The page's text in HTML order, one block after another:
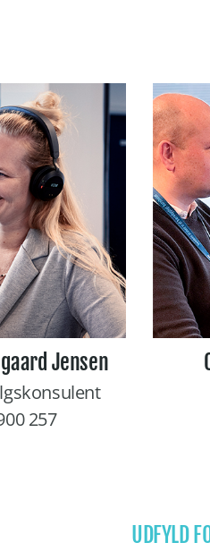
Jensen
257
UDFYLD